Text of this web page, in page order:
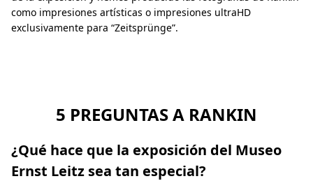
como impresiones artísticas o impresiones ultraHD
exclusivamente para “Zeitsprünge”.
5 PREGUNTAS A RANKIN
¿Qué hace que la exposición del Museo
Ernst Leitz sea tan especial?